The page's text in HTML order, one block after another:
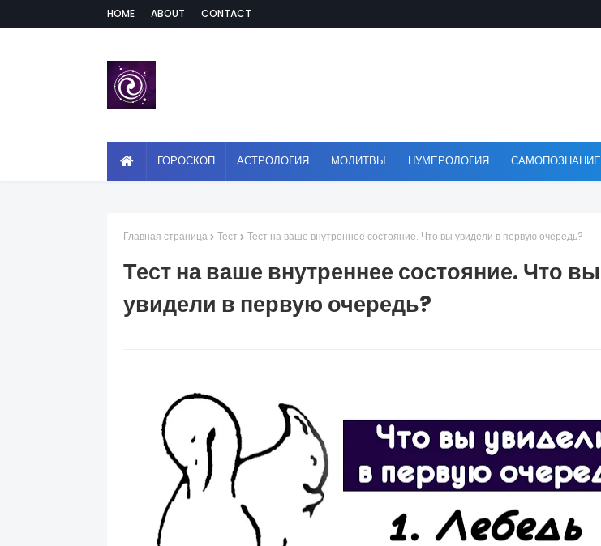
HOME ABOUT CONTACT
ГОРОСКОП АСТРОЛОГИЯ МОЛИТВЫ НУМЕРОЛОГИЯ САМОПОЗНАНИЕ
Главная страница Тест Тест на ваше внутреннее состояние. Что вы увидели в первую очередь?
Тест на ваше внутреннее состояние. Что вы
увидели в первую очередь?